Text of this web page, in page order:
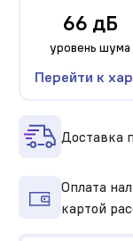
66 дБ
уровень шума
Перейти к
Доставка
Оплата
картой